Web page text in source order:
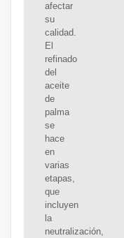
afectar
su
calidad.
El
refinado
del
aceite
de
palma
se
hace
en
varias
etapas,
que
incluyen
la
neutralización,